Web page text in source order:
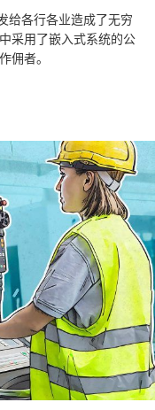
给各行各业造成了无穷
采用了嵌入式系统的公
佣者。